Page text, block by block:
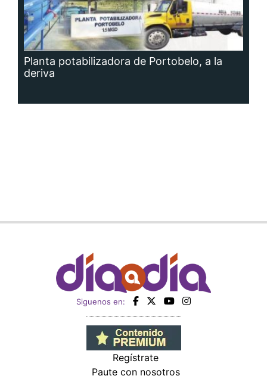
Planta potabilizadora de Portobelo, a la
deriva
Siguenos en:
Regístrate
Paute con nosotros